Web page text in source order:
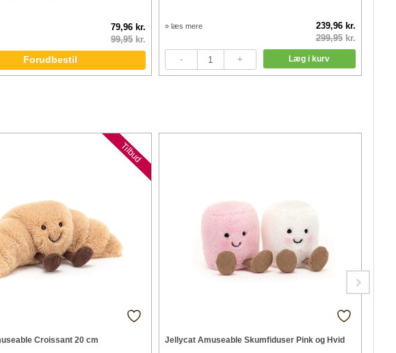
79,96 kr.
99,95kr.
Forudbestil
» læs mere
239,96 kr.
299,95kr.
Croissant 20 cm
Tilbud
Jellycat Amuseable Skumfiduser Pink og Hvid